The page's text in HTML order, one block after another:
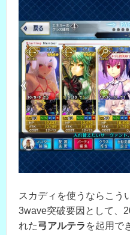
スカディを使うならこう
3wave突破要因として、
れた弓アルテラ を起用で